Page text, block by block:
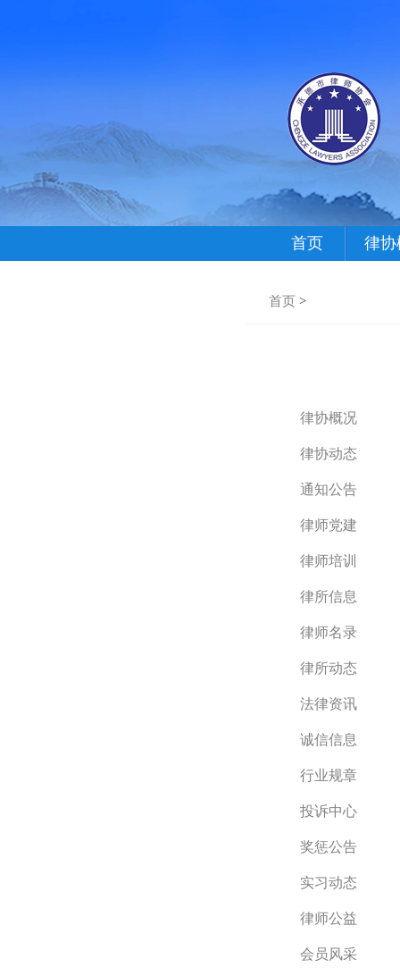
首页 律协
首页 >
律协概况
律协动态
通知公告
律师党建
律师培训
律所信息
律师名录
律所动态
法律资讯
诚信信息
行业规章
投诉中心
奖惩公告
实习动态
律师公益
会员风采